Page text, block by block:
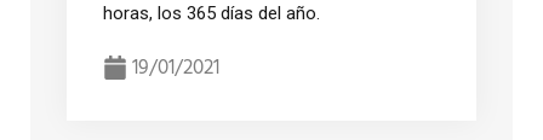
horas, los 365 días del año.
19/01/2021